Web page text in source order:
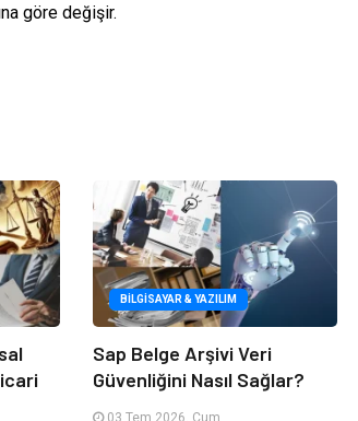
göre değişir.
BILGISAYAR & YAZILIM
Sap Belge Arşivi Veri
Güvenliğini Nasıl Sağlar?
03 Tem 2026, Cum